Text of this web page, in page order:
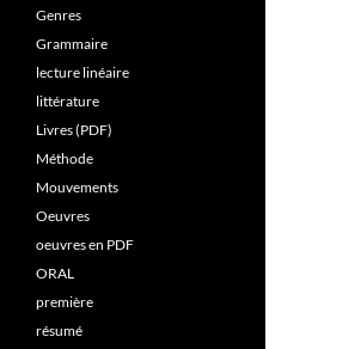
Genres
Grammaire
lecture linéaire
littérature
Livres (PDF)
Méthode
Mouvements
Oeuvres
oeuvres en PDF
ORAL
première
résumé